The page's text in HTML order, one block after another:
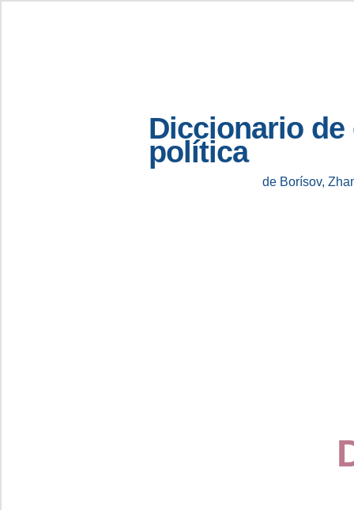
Diccionario de
política
de Borísov,